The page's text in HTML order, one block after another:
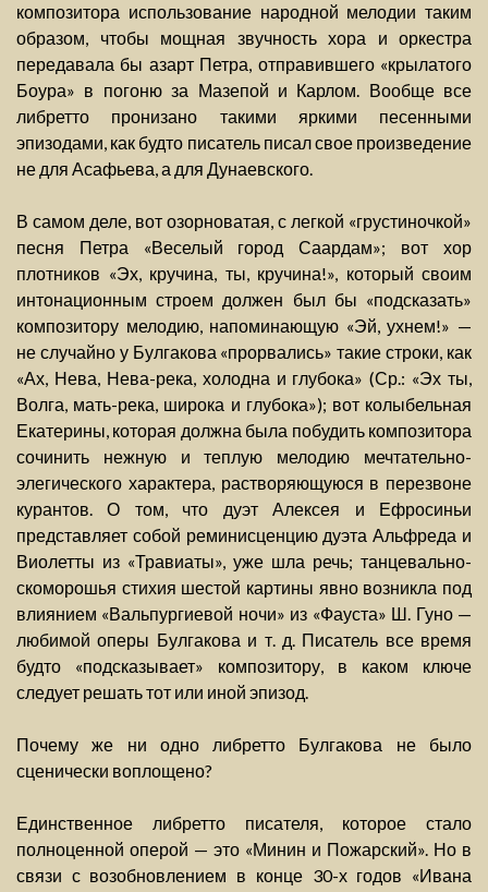
композитора использование народной мелодии таким
образом, чтобы мощная звучность хора и оркестра
передавала бы азарт Петра, отправившего «крылатого
Боура» в погоню за Мазепой и Карлом. Вообще все
либретто пронизано такими яркими песенными
эпизодами, как будто писатель писал свое произведение
не для Асафьева, а для Дунаевского.
В самом деле, вот озорноватая, с легкой «грустиночкой»
песня Петра «Веселый город Саардам»; вот хор
плотников «Эх, кручина, ты, кручина!», который своим
интонационным строем должен был бы «подсказать»
композитору мелодию, напоминающую «Эй, ухнем!» —
не случайно у Булгакова «прорвались» такие строки, как
«Ах, Нева, Нева-река, холодна и глубока» (Ср.: «Эх ты,
Волга, мать-река, широка и глубока»); вот колыбельная
Екатерины, которая должна была побудить композитора
сочинить нежную и теплую мелодию мечтательно-
элегического характера, растворяющуюся в перезвоне
курантов. О том, что дуэт Алексея и Ефросиньи
представляет собой реминисценцию дуэта Альфреда и
Виолетты из «Травиаты», уже шла речь; танцевально-
скоморошья стихия шестой картины явно возникла под
влиянием «Вальпургиевой ночи» из «Фауста» Ш. Гуно —
любимой оперы Булгакова и т. д. Писатель все время
будто «подсказывает» композитору, в каком ключе
следует решать тот или иной эпизод.
Почему же ни одно либретто Булгакова не было
сценически воплощено?
Единственное либретто писателя, которое стало
полноценной оперой — это «Минин и Пожарский». Но в
связи с возобновлением в конце 30-х годов «Ивана